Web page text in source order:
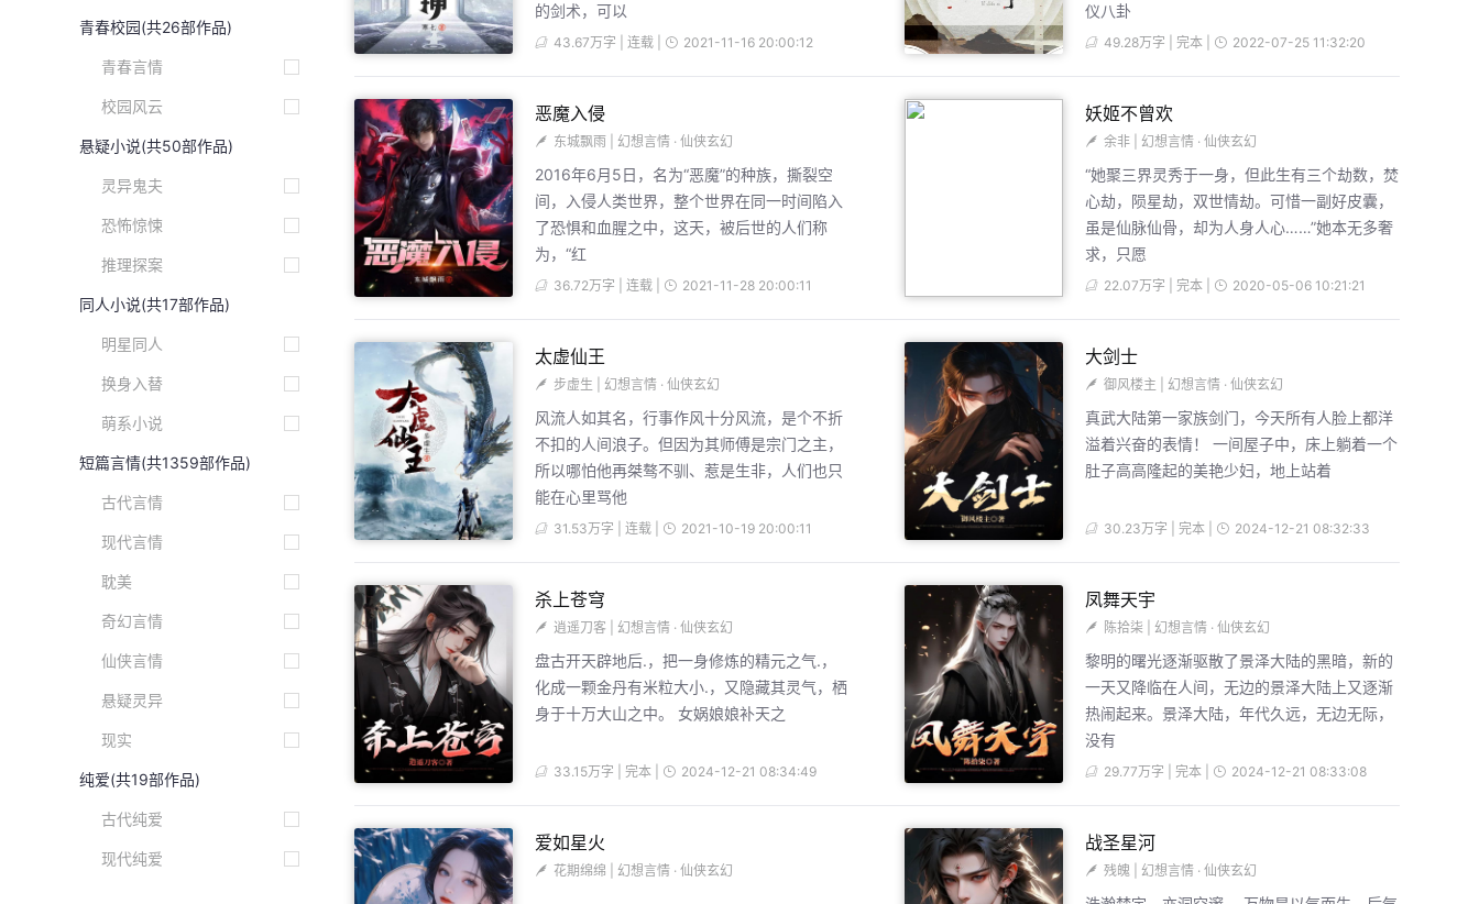
青春校园(共26部作品)
青春言情
校园风云
悬疑小说(共50部作品)
灵异鬼夫
恐怖惊悚
推理探案
同人小说(共17部作品)
明星同人
换身入替
萌系小说
短篇言情(共1359部作品)
古代言情
现代言情
耽美
奇幻言情
仙侠言情
悬疑灵异
现实
纯爱(共19部作品)
古代纯爱
现代纯爱
的剑术，可以
43.67万字 | 连载 | 2021-11-16 20:00:12
仪八卦
49.28万字 | 完本 | 2022-07-25 11:32:20
恶魔入侵
东城飘雨 幻想言情 · 仙侠玄幻
2016年6月5日，名为“恶魔”的种族，撕裂空
间，入侵人类世界，整个世界在同一时间陷入
了恐惧和血腥之中，这天，被后世的人们称
为，“红
36.72万字 | 连载 | 2021-11-28 20:00:11
妖姬不曾欢
余非 幻想言情 · 仙侠玄幻
“她聚三界灵秀于一身，但此生有三个劫数，焚
心劫，陨星劫，双世情劫。可惜一副好皮囊，
虽是仙脉仙骨，却为人身人心……”她本无多奢
求，只愿
22.07万字 | 完本 | 2020-05-06 10:21:21
太虚仙王
步虚生 幻想言情 · 仙侠玄幻
风流人如其名，行事作风十分风流，是个不折
不扣的人间浪子。但因为其师傅是宗门之主，
所以哪怕他再桀骜不驯、惹是生非，人们也只
能在心里骂他
31.53万字 | 连载 | 2021-10-19 20:00:11
大剑士
御风楼主 幻想言情 · 仙侠玄幻
真武大陆第一家族剑门，今天所有人脸上都洋
溢着兴奋的表情！ 一间屋子中，床上躺着一个
肚子高高隆起的美艳少妇，地上站着
30.23万字 | 完本 | 2024-12-21 08:32:33
杀上苍穹
逍遥刀客 幻想言情 · 仙侠玄幻
盘古开天辟地后.，把一身修炼的精元之气.，
化成一颗金丹有米粒大小.，又隐藏其灵气，栖
身于十万大山之中。 女娲娘娘补天之
33.15万字 | 完本 | 2024-12-21 08:34:49
凤舞天宇
陈拾柒 幻想言情 · 仙侠玄幻
黎明的曙光逐渐驱散了景泽大陆的黑暗，新的
一天又降临在人间，无边的景泽大陆上又逐渐
热闹起来。景泽大陆，年代久远，无边无际，
没有
29.77万字 | 完本 | 2024-12-21 08:33:08
爱如星火
花期绵绵 幻想言情 · 仙侠玄幻
战圣星河
残魄 幻想言情 · 仙侠玄幻